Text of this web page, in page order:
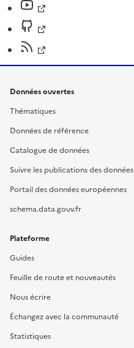
Données ouvertes
Thématiques
Données de référence
Catalogue de données
Suivre les publications des données
Portail des données européennes
schema.data.gouv.fr
Plateforme
Guides
Feuille de route et nouveautés
Nous écrire
Échangez avec la communauté
Statistiques